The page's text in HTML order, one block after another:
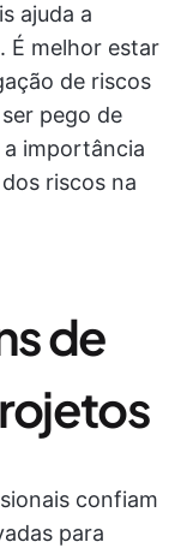
ajuda a
É melhor estar
de riscos
pego de
importância
riscos na
de
confiam
para